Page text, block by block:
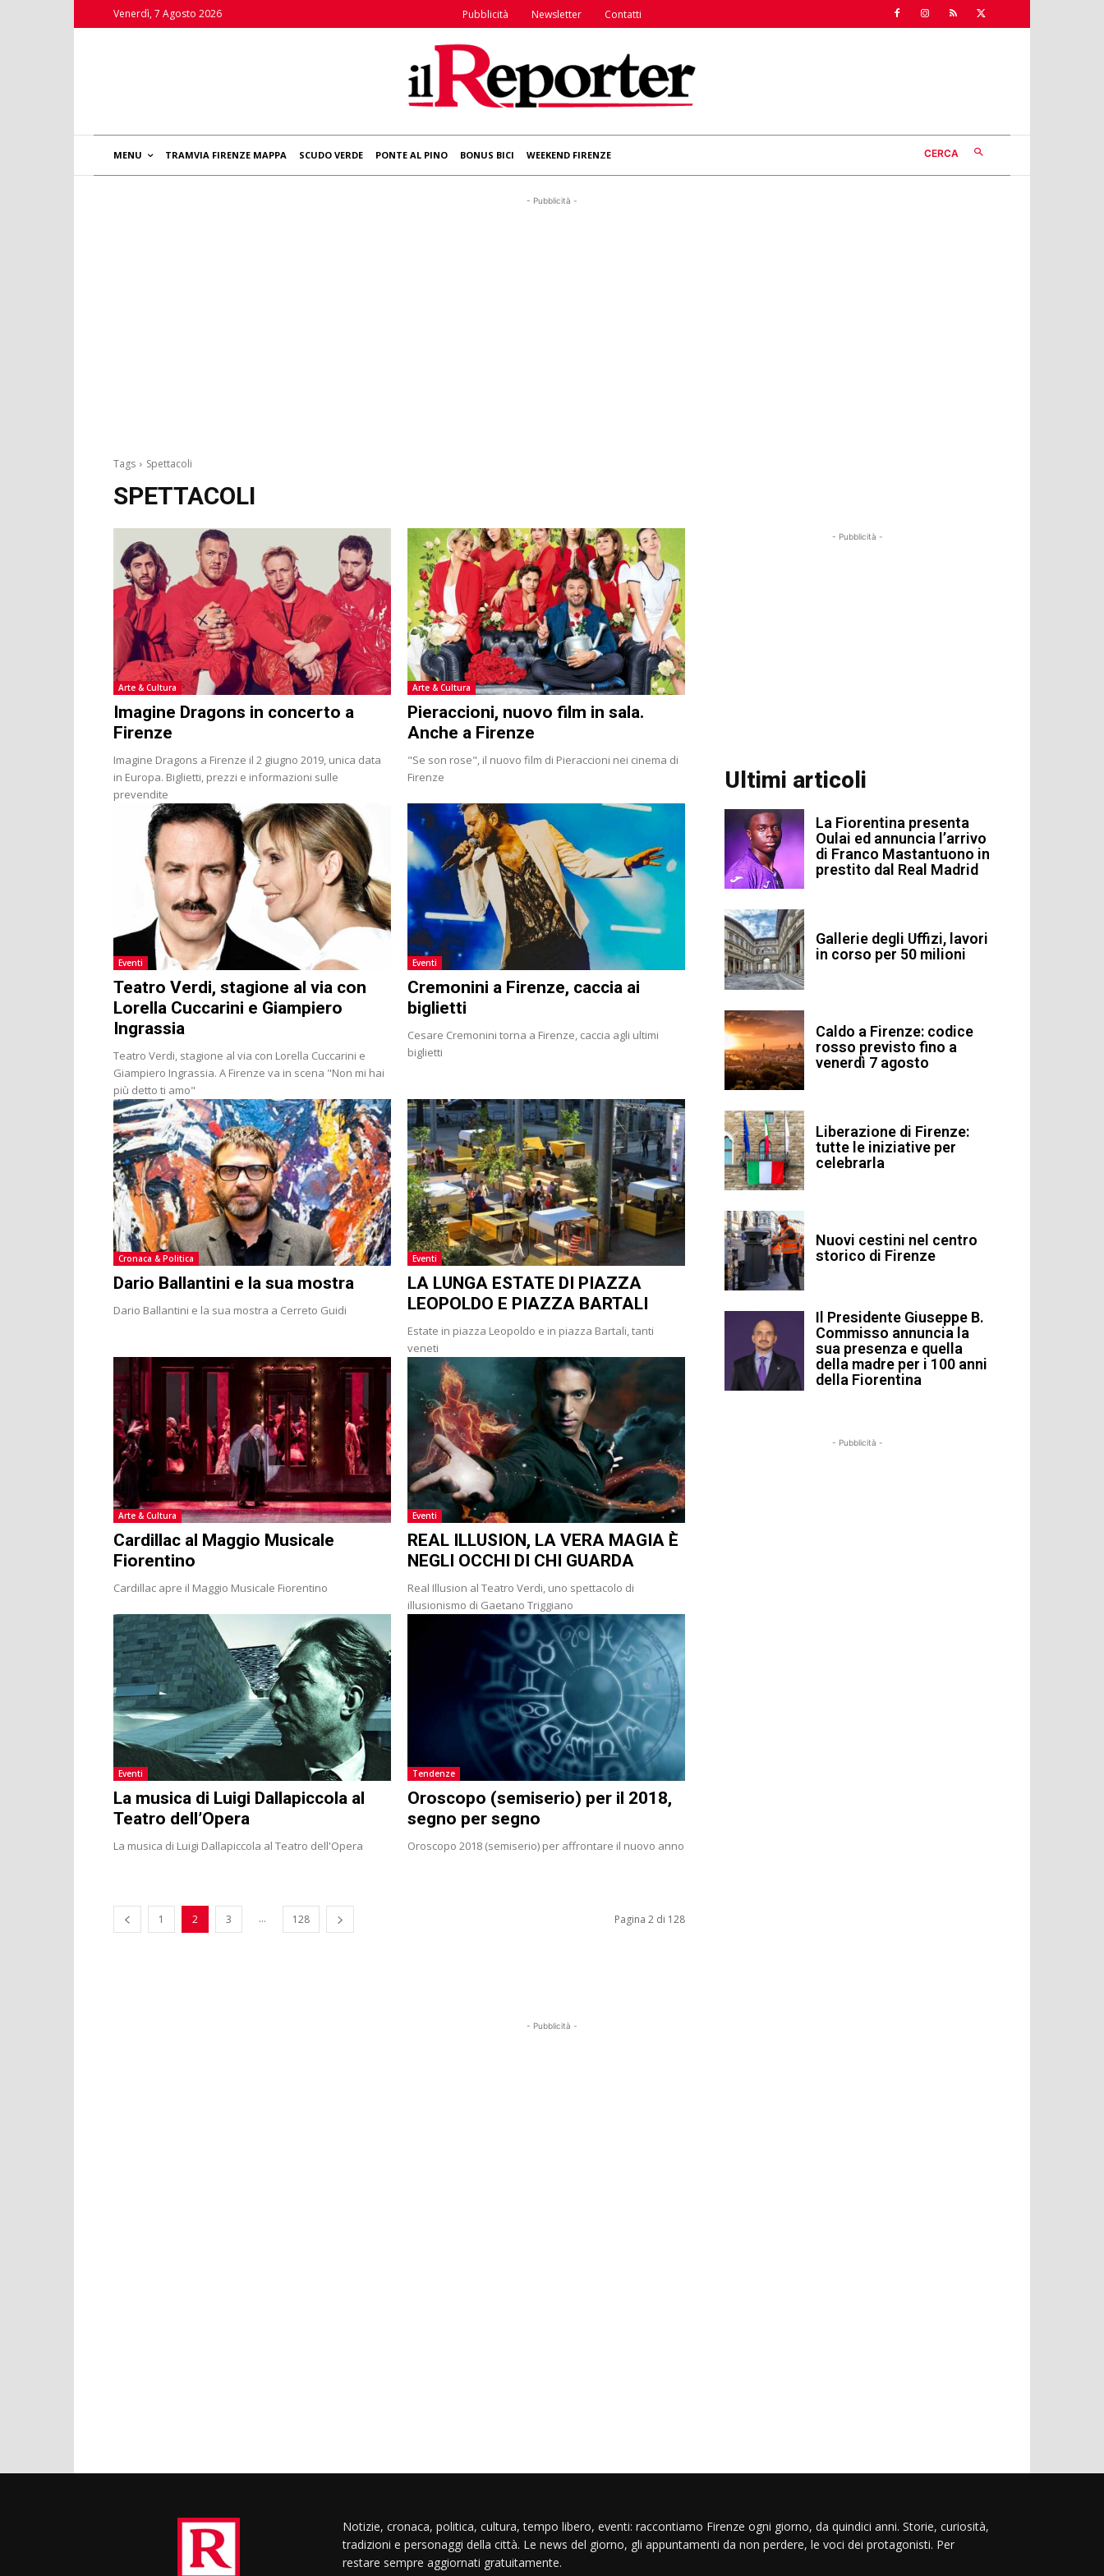
Venerdì, 7 Agosto 2026 Pubblicità Newsletter Contatti
MENU TRAMVIA FIRENZE MAPPA SCUDO VERDE PONTE AL PINO BONUS BICI WEEKEND FIRENZE CERCA
- Pubblicità -
Tags Spettacoli
SPETTACOLI
Arte & Cultura
Imagine Dragons in concerto a
Firenze
Imagine Dragons a Firenze il 2 giugno 2019, unica data
in Europa. Biglietti, prezzi e informazioni sulle
prevendite
Arte & Cultura
Pieraccioni, nuovo film in sala.
Anche a Firenze
"Se son rose", il nuovo film di Pieraccioni nei cinema di
Firenze
Eventi
Teatro Verdi, stagione al via con
Lorella Cuccarini e Giampiero
Ingrassia
Teatro Verdi, stagione al via con Lorella Cuccarini e
Giampiero Ingrassia. A Firenze va in scena "Non mi hai
più detto ti amo"
Eventi
Cremonini a Firenze, caccia ai
biglietti
Cesare Cremonini torna a Firenze, caccia agli ultimi
biglietti
Cronaca & Politica
Dario Ballantini e la sua mostra
Dario Ballantini e la sua mostra a Cerreto Guidi
Eventi
LA LUNGA ESTATE DI PIAZZA
LEOPOLDO E PIAZZA BARTALI
Estate in piazza Leopoldo e in piazza Bartali, tanti
veneti
Arte & Cultura
Cardillac al Maggio Musicale
Fiorentino
Cardillac apre il Maggio Musicale Fiorentino
Eventi
REAL ILLUSION, LA VERA MAGIA È
NEGLI OCCHI DI CHI GUARDA
Real Illusion al Teatro Verdi, uno spettacolo di
illusionismo di Gaetano Triggiano
Eventi
La musica di Luigi Dallapiccola al
Teatro dell’Opera
La musica di Luigi Dallapiccola al Teatro dell'Opera
Tendenze
Oroscopo (semiserio) per il 2018,
segno per segno
Oroscopo 2018 (semiserio) per affrontare il nuovo anno
1 2 3 ... 128 Pagina 2 di 128
- Pubblicità -
Ultimi articoli
La Fiorentina presenta
Oulai ed annuncia l’arrivo
di Franco Mastantuono in
prestito dal Real Madrid
Gallerie degli Uffizi, lavori
in corso per 50 milioni
Caldo a Firenze: codice
rosso previsto fino a
venerdì 7 agosto
Liberazione di Firenze:
tutte le iniziative per
celebrarla
Nuovi cestini nel centro
storico di Firenze
Il Presidente Giuseppe B.
Commisso annuncia la
sua presenza e quella
della madre per i 100 anni
della Fiorentina
- Pubblicità -
- Pubblicità -
Notizie, cronaca, politica, cultura, tempo libero, eventi: raccontiamo Firenze ogni giorno, da quindici anni. Storie, curiosità,
tradizioni e personaggi della città. Le news del giorno, gli appuntamenti da non perdere, le voci dei protagonisti. Per
restare sempre aggiornati gratuitamente.